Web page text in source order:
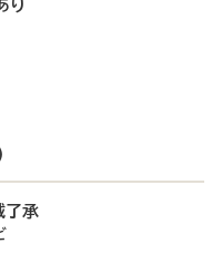
り
了承